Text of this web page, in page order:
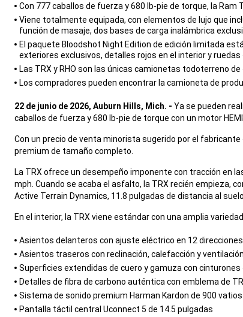
Con 777 caballos de fuerza y 680 lb-pie de torque, la
Viene totalmente equipada, con elementos de lujo que
función de masaje, dos bases de carga inalámbrica
El paquete Bloodshot Night Edition de edición limitada
exteriores exclusivos, detalles rojos en el interior y ruedas
Las TRX y RHO son las únicas camionetas todoterreno
Los compradores pueden encontrar la camioneta de
22 de junio de 2026, Auburn Hills, Mich. - Ya se pueden
caballos de fuerza y 680 lb-pie de torque con un motor HEMI
Con un precio de venta minorista sugerido por el
premium de tamaño completo.
La TRX ofrece un desempeño imponente con tracción en
mph. Cuando se acaba el asfalto, la TRX recién empieza,
Active Terrain Dynamics, 11.8 pulgadas de distancia al
En el interior, la TRX viene estándar con una amplia
Asientos delanteros con ajuste eléctrico en 12
Asientos traseros con reclinación, calefacción y
Superficies extendidas de cuero y gamuza con
Detalles de fibra de carbono auténtica con emblema de
Sistema de sonido premium Harman Kardon de 900
Pantalla táctil central Uconnect 5 de 14.5 pulgadas